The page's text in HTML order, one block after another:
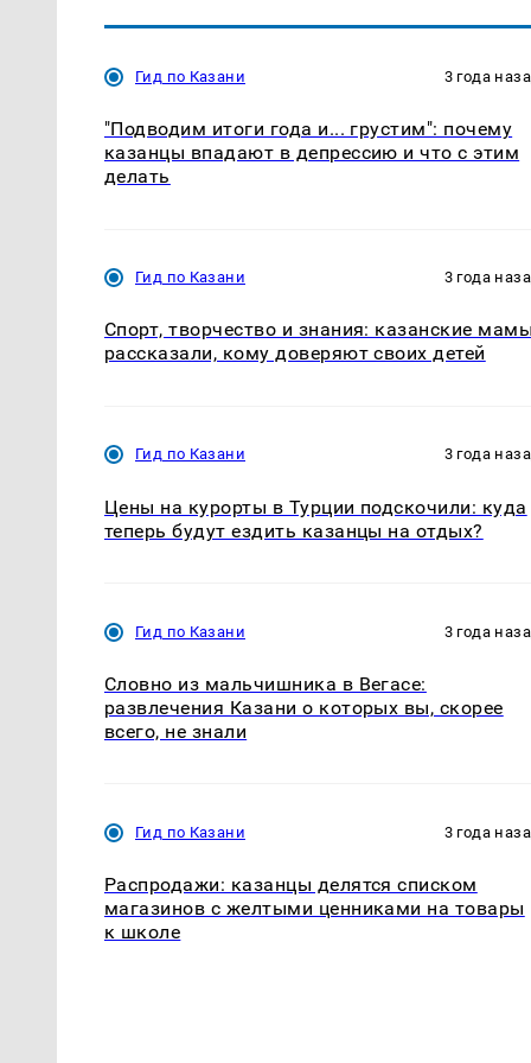
Гид по Казани 3 года
"Подводим итоги года и... грустим": почему
казанцы впадают в депрессию и что с этим
делать
Гид по Казани 3 года
Спорт, творчество и знания: казанские мамы
рассказали, кому доверяют своих детей
Гид по Казани 3 года
Цены на курорты в Турции подскочили: куда
теперь будут ездить казанцы на отдых?
Гид по Казани 3 года
Словно из мальчишника в Вегасе:
развлечения Казани о которых вы, скорее
всего, не знали
Гид по Казани 3 года
Распродажи: казанцы делятся списком
магазинов с желтыми ценниками на товары
к школе